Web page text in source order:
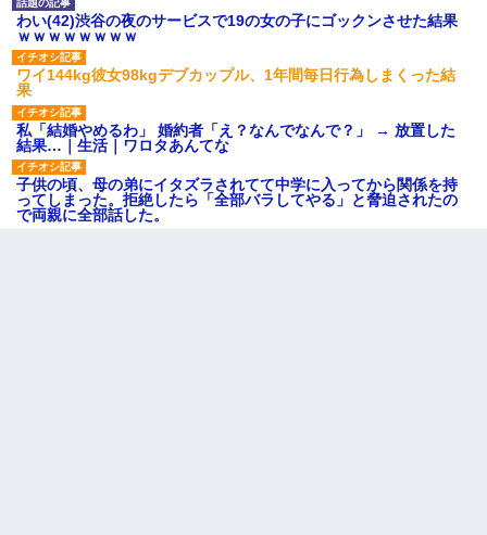
わい(42)渋谷の夜のサービスで19の女の子にゴックンさせた結果
ｗｗｗｗｗｗｗｗ
ワイ144kg彼女98kgデブカップル、1年間毎日行為しまくった結
果
私「結婚やめるわ」 婚約者「え？なんでなんで？」 → 放置した
結果…｜生活｜ワロタあんてな
子供の頃、母の弟にイタズラされてて中学に入ってから関係を持
ってしまった。拒絶したら「全部バラしてやる」と脅迫されたの
で両親に全部話した。